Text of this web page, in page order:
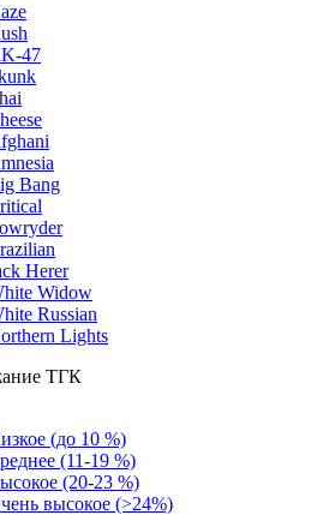
47
Bang
Herer
Widow
Russian
Lights
ТГК
(до 10 %)
(11-19 %)
(20-23 %)
высокое (>24%)